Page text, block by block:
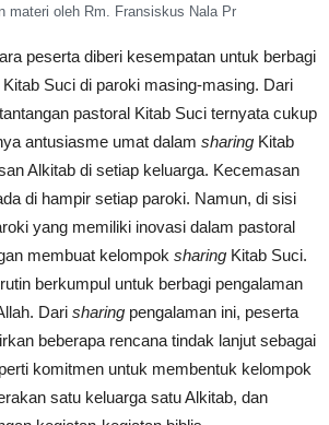
materi oleh Rm. Fransiskus Nala Pr
peserta diberi kesempatan untuk berbagi
Suci di paroki masing-masing. Dari
pastoral Kitab Suci ternyata cukup
antusiasme umat dalam sharing Kitab
Alkitab di setiap keluarga. Kecemasan
di hampir setiap paroki. Namun, di sisi
yang memiliki inovasi dalam pastoral
membuat kelompok sharing Kitab Suci.
berkumpul untuk berbagi pengalaman
Dari sharing pengalaman ini, peserta
beberapa rencana tindak lanjut sebagai
komitmen untuk membentuk kelompok
satu keluarga satu Alkitab, dan